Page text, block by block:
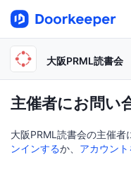
大阪PRML読書会
主催者にお問い
大阪PRML読書会の主催
ンインするか、 アカウン